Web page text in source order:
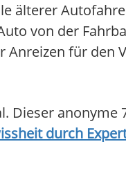
älterer
von der
Anreizen für den
Dieser anonyme
durch